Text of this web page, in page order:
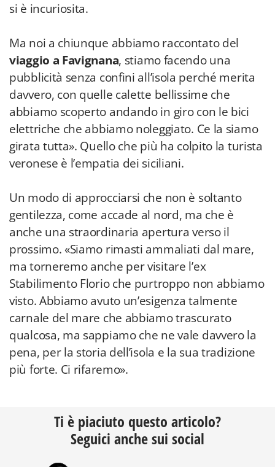
si è incuriosita.
Ma noi a chiunque abbiamo raccontato del
viaggio a Favignana, stiamo facendo una
pubblicità senza confini all’isola perché merita
davvero, con quelle calette bellissime che
abbiamo scoperto andando in giro con le bici
elettriche che abbiamo noleggiato. Ce la siamo
girata tutta». Quello che più ha colpito la turista
veronese è l’empatia dei siciliani.
Un modo di approcciarsi che non è soltanto
gentilezza, come accade al nord, ma che è
anche una straordinaria apertura verso il
prossimo. «Siamo rimasti ammaliati dal mare,
ma torneremo anche per visitare l’ex
Stabilimento Florio che purtroppo non abbiamo
visto. Abbiamo avuto un’esigenza talmente
carnale del mare che abbiamo trascurato
qualcosa, ma sappiamo che ne vale davvero la
pena, per la storia dell’isola e la sua tradizione
più forte. Ci rifaremo».
Ti è piaciuto questo articolo?
Seguici anche sui social